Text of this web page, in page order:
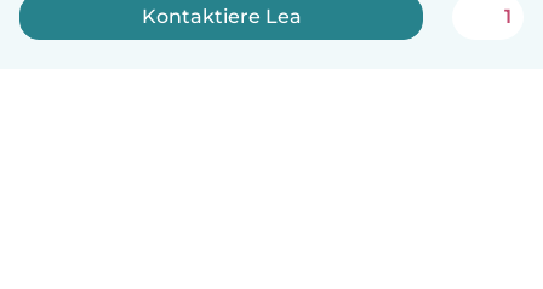
Kontaktiere Lea 1